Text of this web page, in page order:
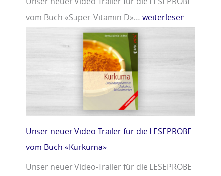
vom Buch «Super-Vitamin D»… weiterlesen
Unser neuer Video-Trailer für die LESEPROBE
vom Buch «Kurkuma»
Unser neuer Video-Trailer für die LESEPROBE